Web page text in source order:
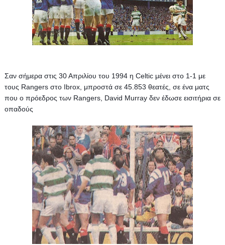
Σαν σήμερα στις 30 Απριλίου του 1994 η Celtic μένει στο 1-1 με
τους Rangers στο Ibrox, μπροστά σε 45.853 θεατές, σε ένα ματς
που ο πρόεδρος των Rangers, David Murray δεν έδωσε εισιτήρια σε
οπαδούς